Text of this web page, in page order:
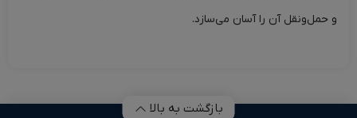
و حمل‌ونقل آن را آسان می‌سازد.
بازگشت به بالا